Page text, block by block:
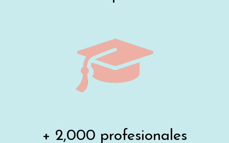
+ 2,000 profesionales